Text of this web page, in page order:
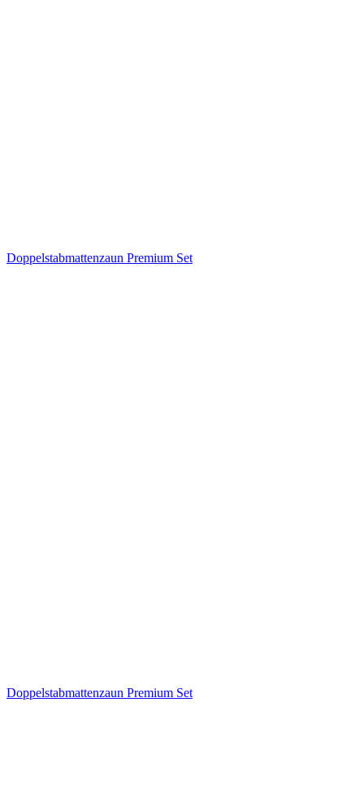
Doppelstabmattenzaun Premium Set
Doppelstabmattenzaun Premium Set